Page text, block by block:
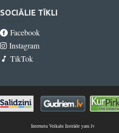
SOCIĀLIE TĪKLI
Facebook
Instagram
TikTok
Interneta Veikalu Izstrāde yam.lv